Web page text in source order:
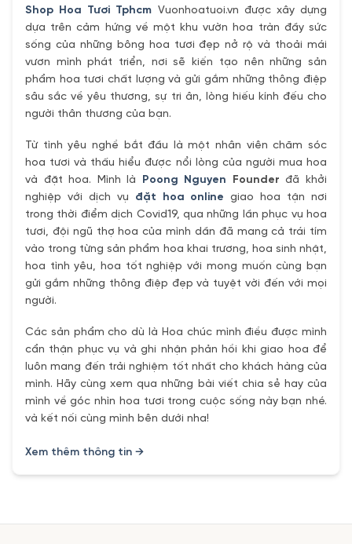
Shop Hoa Tươi Tphcm Vuonhoatuoi.vn được xây dựng
dựa trên cảm hứng về một khu vườn hoa tràn đầy sức
sống của những bông hoa tươi đẹp nở rộ và thoải mái
vươn mình phát triển, nơi sẽ kiến tạo nên những sản
phẩm hoa tươi chất lượng và gửi gắm những thông điệp
sâu sắc về yêu thương, sự tri ân, lòng hiếu kính đếu cho
người thân thương của bạn.
Từ tình yêu nghề bắt đầu là một nhân viên chăm sóc
hoa tươi và thấu hiểu được nổi lòng của người mua hoa
và đặt hoa. Mình là
Poong Nguyen Founder đã khởi
nghiệp với dịch vụ đặt hoa online giao hoa tận nơi
trong thời điểm dịch Covid19, qua những lần phục vụ hoa
tươi, đội ngũ thợ hoa của mình dần đã mang cả trái tím
vào trong từng sản phẩm hoa khai trương, hoa sinh nhật,
hoa tình yêu, hoa tốt nghiệp với mong muốn cùng bạn
gửi gắm những thông điệp đẹp và tuyệt vời đến với mọi
người.
Các sản phẩm cho dù là Hoa chúc mình điều được mình
cẩn thận phục vụ và ghi nhận phản hồi khi giao hoa để
luôn mang đến trải nghiệm tốt nhất cho khách hàng của
mình. Hãy cùng xem qua những bài viết chia sẻ hay của
mình về góc nhìn hoa tươi trong cuộc sống này bạn nhé.
và kết nối cùng mình bên dưới nha!
Xem thêm thông tin →